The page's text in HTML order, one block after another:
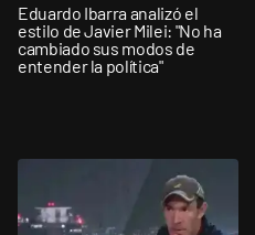
Eduardo Ibarra analizó el
estilo de Javier Milei: "No ha
cambiado sus modos de
entender la política"